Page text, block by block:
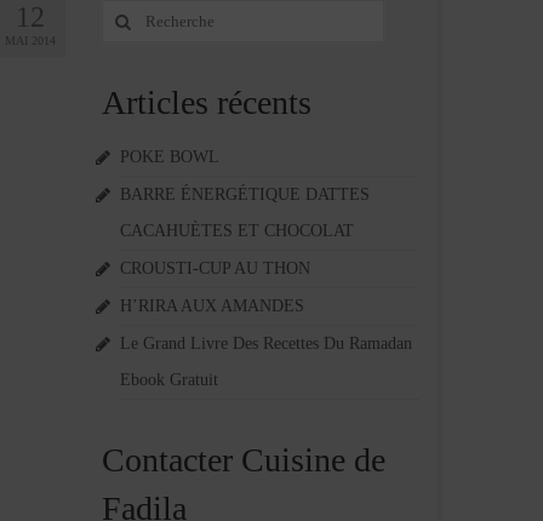
12
MAI 2014
Rechercher
Articles récents
POKE BOWL
BARRE ÉNERGÉTIQUE DATTES
CACAHUÈTES ET CHOCOLAT
CROUSTI-CUP AU THON
H’RIRA AUX AMANDES
Le Grand Livre Des Recettes Du Ramadan
Ebook Gratuit
Contacter Cuisine de
Fadila